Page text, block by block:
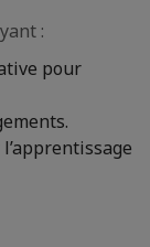
:
pour